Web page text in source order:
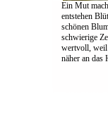
Ein Mut
entstehen
schönen
schwierige
wertvoll, weil
näher an das